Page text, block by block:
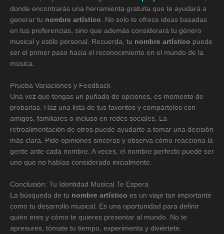
donde encontrarás una herramienta gratuita que te ayudará a
generar tu nombre artístico. No solo te ofrece ideas basadas
en tus preferencias, sino que además considerará tu género
musical y estilo personal. Recuerda, tu nombre artístico puede
ser el primer paso hacia el reconocimiento en el mundo de la
música.
Prueba Variaciones y Feedback
Una vez que tengas un puñado de opciones, es momento de
probarlas. Haz una lista de tus favoritos y compártelos con
amigos, familiares o incluso en redes sociales. La
retroalimentación de otros puede ayudarte a tomar una decisión
más clara. Pide opiniones sinceras y observa cómo reacciona la
gente ante cada nombre. A veces, el nombre perfecto puede ser
uno que no habías considerado inicialmente.
Conclusión: Tu Identidad Musical Te Espera
La búsqueda de tu nombre artístico es un viaje tan importante
como tu desarrollo musical. Es una oportunidad para definir
quién eres y cómo te quieres presentar al mundo. No te
apresures, tómate tu tiempo, experimenta y diviértete.